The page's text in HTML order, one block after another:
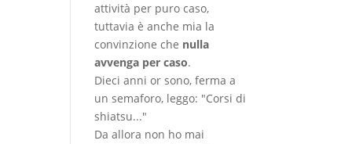
attività per puro caso,
tuttavia è anche mia la
convinzione che nulla
avvenga per caso.
Dieci anni or sono, ferma a
un semaforo, leggo: "Corsi di
shiatsu..."
Da allora non ho mai